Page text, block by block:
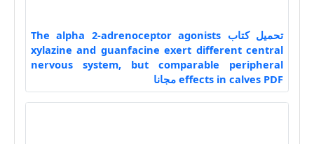
تحميل كتاب The alpha 2-adrenoceptor agonists
xylazine and guanfacine exert different central
nervous system, but comparable peripheral
effects in calves PDF مجانا